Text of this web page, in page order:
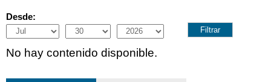
Desde:
Month
Day Year
No hay contenido disponible.